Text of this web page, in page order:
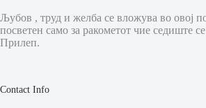
Љубов , труд и желба се вложува во овој
посветен само за ракометот чие седиште
Прилеп.
Contact Info